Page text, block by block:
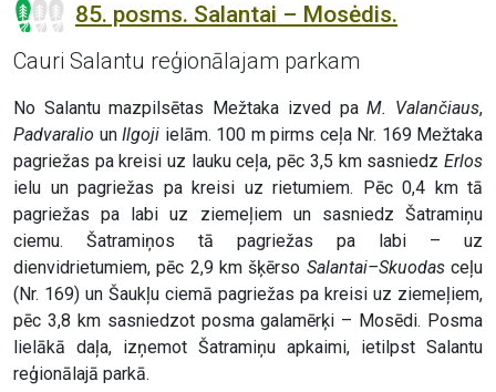
85. posms. Salantai – Mosėdis.
Cauri Salantu reģionālajam parkam
No Salantu mazpilsētas Mežtaka izved paM. Valančiaus,
Padvaralio un Ilgoji ielām. 100 m pirms ceļa Nr. 169 Mežtaka
pagriežas pa kreisi uz lauku ceļa, pēc 3,5 km sasniedz Erlos
ielu un pagriežas pa kreisi uz rietumiem. Pēc 0,4 km tā
pagriežas pa labi uz ziemeļiem un sasniedz Šatramiņu
ciemu. Šatramiņos tā pagriežas pa labi – uz
dienvidrietumiem, pēc 2,9 km šķērso Salantai–Skuodasceļu
(Nr. 169) un Šaukļu ciemā pagriežas pa kreisi uz ziemeļiem,
pēc 3,8 km sasniedzot posma galamērķi – Mosēdi. Posma
lielākā daļa, izņemot Šatramiņu apkaimi, ietilpst Salantu
reģionālajā parkā.